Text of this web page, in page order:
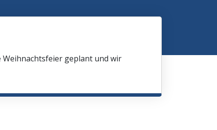
geplant und wir